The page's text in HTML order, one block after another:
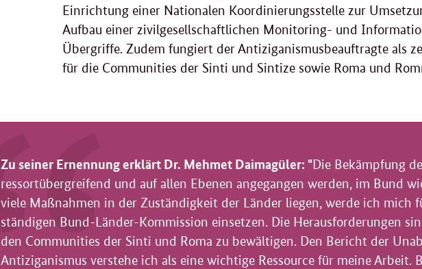
Einrichtung einer Nationalen Koordinierungsstelle zur
Aufbau einer zivilgesellschaftlichen Monitoring- und
Übergriffe. Zudem fungiert der Antiziganismusbeauftragte als
für die Communities der Sinti und Sintize sowie Roma und
Zu seiner Ernennung erklärt Dr. Mehmet Daimagüler: "Die Bekämpfung
ressortübergreifend und auf allen Ebenen angegangen werden, im Bund
viele Maßnahmen in der Zuständigkeit der Länder liegen, werde ich mich
ständigen Bund-Länder-Kommission einsetzen. Die Herausforderungen
den Communities der Sinti und Roma zu bewältigen. Den Bericht der
Antiziganismus verstehe ich als eine wichtige Ressource für meine Arbeit.